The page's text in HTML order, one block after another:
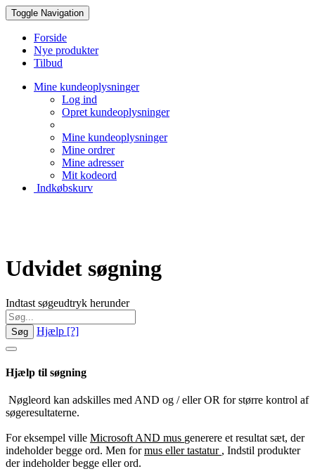
Toggle Navigation
Forside
Nye produkter
Tilbud
Mine kundeoplysninger
Log ind
Opret kundeoplysninger
Mine kundeoplysninger
Mine ordrer
Mine adresser
Mit kodeord
Indkøbskurv
Udvidet søgning
Indtast søgeudtryk herunder
Søg Hjælp [?]
Hjælp til søgning
Nøgleord kan adskilles med AND og / eller OR for større kontrol af
søgeresultaterne.
For eksempel ville Microsoft AND mus generere et resultat sæt, der
indeholder begge ord. Men formus eller tastatur , Indstil produkter
der indeholder begge eller ord.